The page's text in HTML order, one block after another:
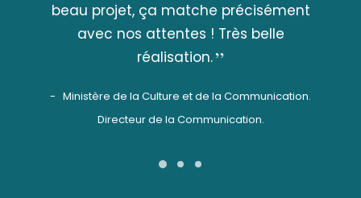
beau projet, ça matche précisément
avec nos attentes ! Très belle
réalisation.
Ministère de la Culture et de la Communication.
Directeur de la Communication.